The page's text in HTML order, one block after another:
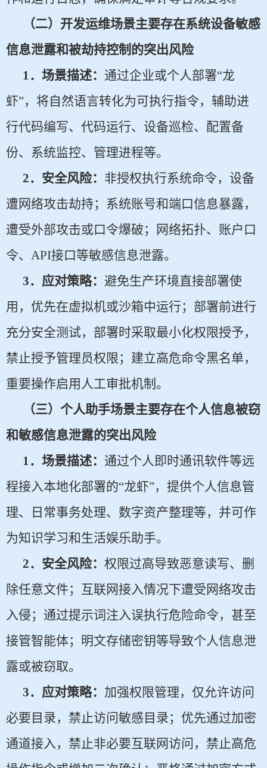
（二）开发运维场景主要存在系统设备敏感
信息泄露和被劫持控制的突出风险
1．场景描述： 通过企业或个人部署“龙
虾”，将自然语言转化为可执行指令，辅助进
行代码编写、代码运行、设备巡检、配置备
份、系统监控、管理进程等。
2．安全风险： 非授权执行系统命令，设备
遭网络攻击劫持；系统账号和端口信息暴露，
遭受外部攻击或口令爆破；网络拓扑、账户口
令、API接口等敏感信息泄露。
3．应对策略： 避免生产环境直接部署使
用，优先在虚拟机或沙箱中运行；部署前进行
充分安全测试，部署时采取最小化权限授予，
禁止授予管理员权限；建立高危命令黑名单，
重要操作启用人工审批机制。
（三）个人助手场景主要存在个人信息被窃
和敏感信息泄露的突出风险
1．场景描述： 通过个人即时通讯软件等远
程接入本地化部署的“龙虾”，提供个人信息管
理、日常事务处理、数字资产整理等，并可作
为知识学习和生活娱乐助手。
2．安全风险： 权限过高导致恶意读写、删
除任意文件；互联网接入情况下遭受网络攻击
入侵；通过提示词注入误执行危险命令，甚至
接管智能体；明文存储密钥等导致个人信息泄
露或被窃取。
3．应对策略： 加强权限管理，仅允许访问
必要目录，禁止访问敏感目录；优先通过加密
通道接入，禁止非必要互联网访问，禁止高危